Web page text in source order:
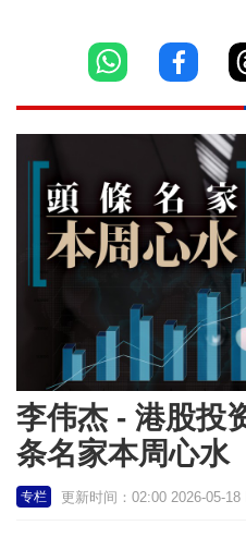
李伟杰 - 港股投
条名家本周心水
专栏 更新时间：02:00 2026-05-18